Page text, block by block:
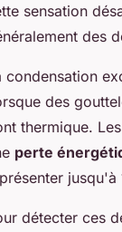
sensation
des
condensation
des
thermique.
perte
détecter ces